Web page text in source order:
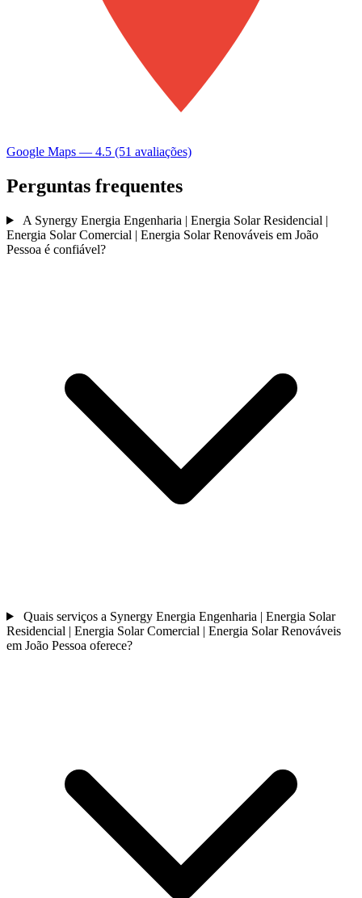
Google Maps — 4.5 (51 avaliações)
Perguntas frequentes
A Synergy Energia Engenharia | Energia Solar Residencial |
Energia Solar Comercial | Energia Solar Renováveis em João
Pessoa é confiável?
Quais serviços a Synergy Energia Engenharia | Energia Solar
Residencial | Energia Solar Comercial | Energia Solar Renováveis
em João Pessoa oferece?